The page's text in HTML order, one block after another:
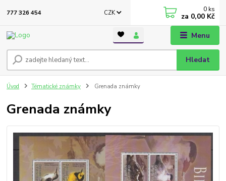
Menu
CZK
Hledat
777 326 454 0 ks
za 0,00 Kč
Úvod Tématické známky Grenada známky
Grenada známky